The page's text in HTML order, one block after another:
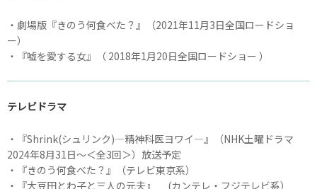
・劇場版『きのう何食べた？』（2021年11月3日全国ロードショ
ー）
・『嘘を愛する女』（ 2018年1月20日全国ロードショー ）
テレビドラマ
・『Shrink(シュリンク)―精神科医ヨワイ―』（NHK土曜ドラマ
2024年8月31日〜＜全3回＞）放送予定
・『きのう何食べた？』（テレビ東京系）
・『大豆田とわ子と三人の元夫』 (カンテレ・フジテレビ系）